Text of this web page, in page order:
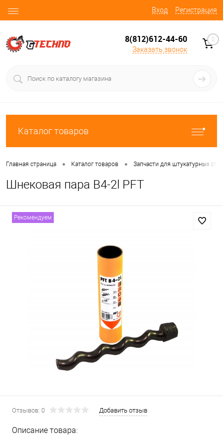
Вход Регистрация
8(812)612-44-60
Заказать звонок
0
Каталог товаров
Главная страница • Каталог товаров • Запчасти для штукатурных
Шнековая пара B4-2l PFT
Рекомендуем
Отзывов: 0 Добавить отзыв
Описание товара: